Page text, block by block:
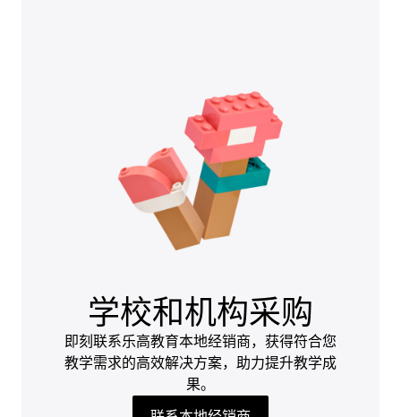
学校和机构采购
即刻联系乐高教育本地经销商，获得符合您
教学需求的高效解决方案，助力提升教学成
果。